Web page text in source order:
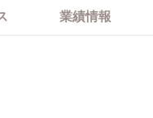
業績情報